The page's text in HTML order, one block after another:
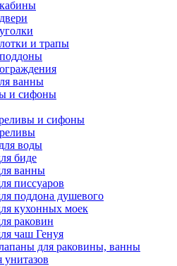
и трапы
ванны
и сифоны
и сифоны
воды
биде
ванны
писсуаров
поддона душевого
кухонных моек
раковин
чаш Генуя
для раковины, ванны